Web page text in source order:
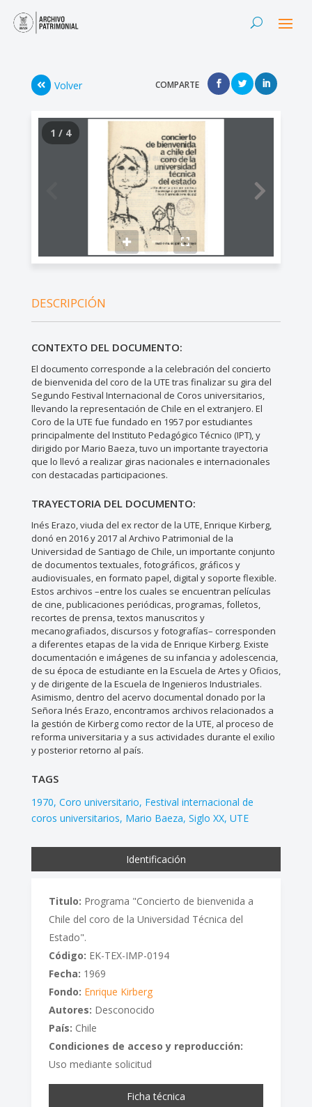
Volver COMPARTE
1 / 4
DESCRIPCIÓN
CONTEXTO DEL DOCUMENTO:
El documento corresponde a la celebración del concierto
de bienvenida del coro de la UTE tras finalizar su gira del
Segundo Festival Internacional de Coros universitarios,
llevando la representación de Chile en el extranjero. El
Coro de la UTE fue fundado en 1957 por estudiantes
principalmente del Instituto Pedagógico Técnico (IPT), y
dirigido por Mario Baeza, tuvo un importante trayectoria
que lo llevó a realizar giras nacionales e internacionales
con destacadas participaciones.
TRAYECTORIA DEL DOCUMENTO:
Inés Erazo, viuda del ex rector de la UTE, Enrique Kirberg,
donó en 2016 y 2017 al Archivo Patrimonial de la
Universidad de Santiago de Chile, un importante conjunto
de documentos textuales, fotográficos, gráficos y
audiovisuales, en formato papel, digital y soporte flexible.
Estos archivos –entre los cuales se encuentran películas
de cine, publicaciones periódicas, programas, folletos,
recortes de prensa, textos manuscritos y
mecanografiados, discursos y fotografías– corresponden
a diferentes etapas de la vida de Enrique Kirberg. Existe
documentación e imágenes de su infancia y adolescencia,
de su época de estudiante en la Escuela de Artes y Oficios,
y de dirigente de la Escuela de Ingenieros Industriales.
Asimismo, dentro del acervo documental donado por la
Señora Inés Erazo, encontramos archivos relacionados a
la gestión de Kirberg como rector de la UTE, al proceso de
reforma universitaria y a sus actividades durante el exilio
y posterior retorno al país.
TAGS
1970 Coro universitario Festival internacional de
coros universitarios Mario Baeza Siglo XX UTE
Identificación
Titulo: Programa "Concierto de bienvenida a
Chile del coro de la Universidad Técnica del
Estado".
Código: EK-TEX-IMP-0194
Fecha: 1969
Fondo: Enrique Kirberg
Autores: Desconocido
País: Chile
Condiciones de acceso y reproducción:
Uso mediante solicitud
Ficha técnica